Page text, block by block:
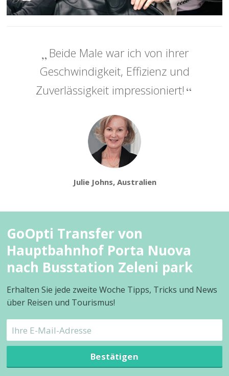
Beide Male war ich von ihrer
Geschwindigkeit, Effizienz und
Zuverlässigkeit impressioniert!
Julie Johns, Australien
GoOpti Transfer von
Hauptbahnhof Porta Nuova
nach Busstation Zeleni park
Erhalten Sie jede zweite Woche Tipps, Tricks und News
über Reisen und Tourismus!
Bestätigen